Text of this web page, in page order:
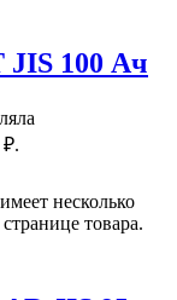
JIS 100 Ач
₽.
несколько
товара.